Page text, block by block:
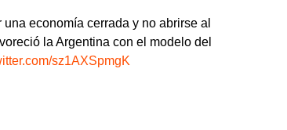
economía cerrada y no abrirse al
la Argentina con el modelo del
sz1AXSpmgK